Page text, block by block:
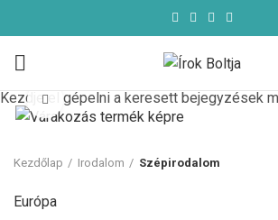
Click to enlarge
Kezdőlap Irodalom Szépirodalom
Európa
Kezdje el gépelni a keresett bejegyzések